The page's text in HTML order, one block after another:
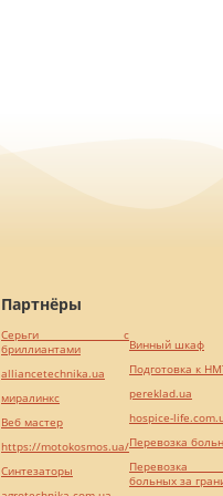
Партнёры
Серьги с
бриллиантами
alliancetechnika.ua
миралинкс
Веб мастер
https://motokosmos.ua/
Синтезаторы
Винный шкаф
Подготовка к
pereklad.ua
hospice-
Перевозка
Перевозка
больных за